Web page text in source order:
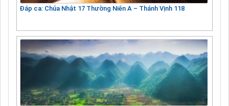
Đáp ca: Chúa Nhật 17 Thường Niên A – Thánh Vịnh 118